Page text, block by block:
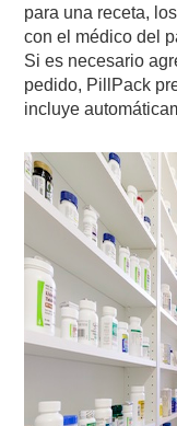
para una receta,
con el médico del
Si es necesario
pedido, PillPack
incluye